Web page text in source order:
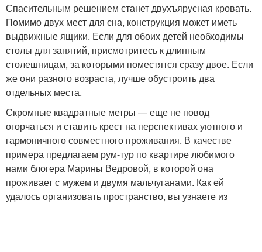
Спасительным решением станет двухъярусная кровать.
Помимо двух мест для сна, конструкция может иметь
выдвижные ящики. Если для обоих детей необходимы
столы для занятий, присмотритесь к длинным
столешницам, за которыми поместятся сразу двое. Если
же они разного возраста, лучше обустроить два
отдельных места.
Скромные квадратные метры — еще не повод
огорчаться и ставить крест на перспективах уютного и
гармоничного совместного проживания. В качестве
примера предлагаем рум-тур по квартире любимого
нами блогера Марины Ведровой, в которой она
проживает с мужем и двумя мальчуганами. Как ей
удалось организовать пространство, вы узнаете из